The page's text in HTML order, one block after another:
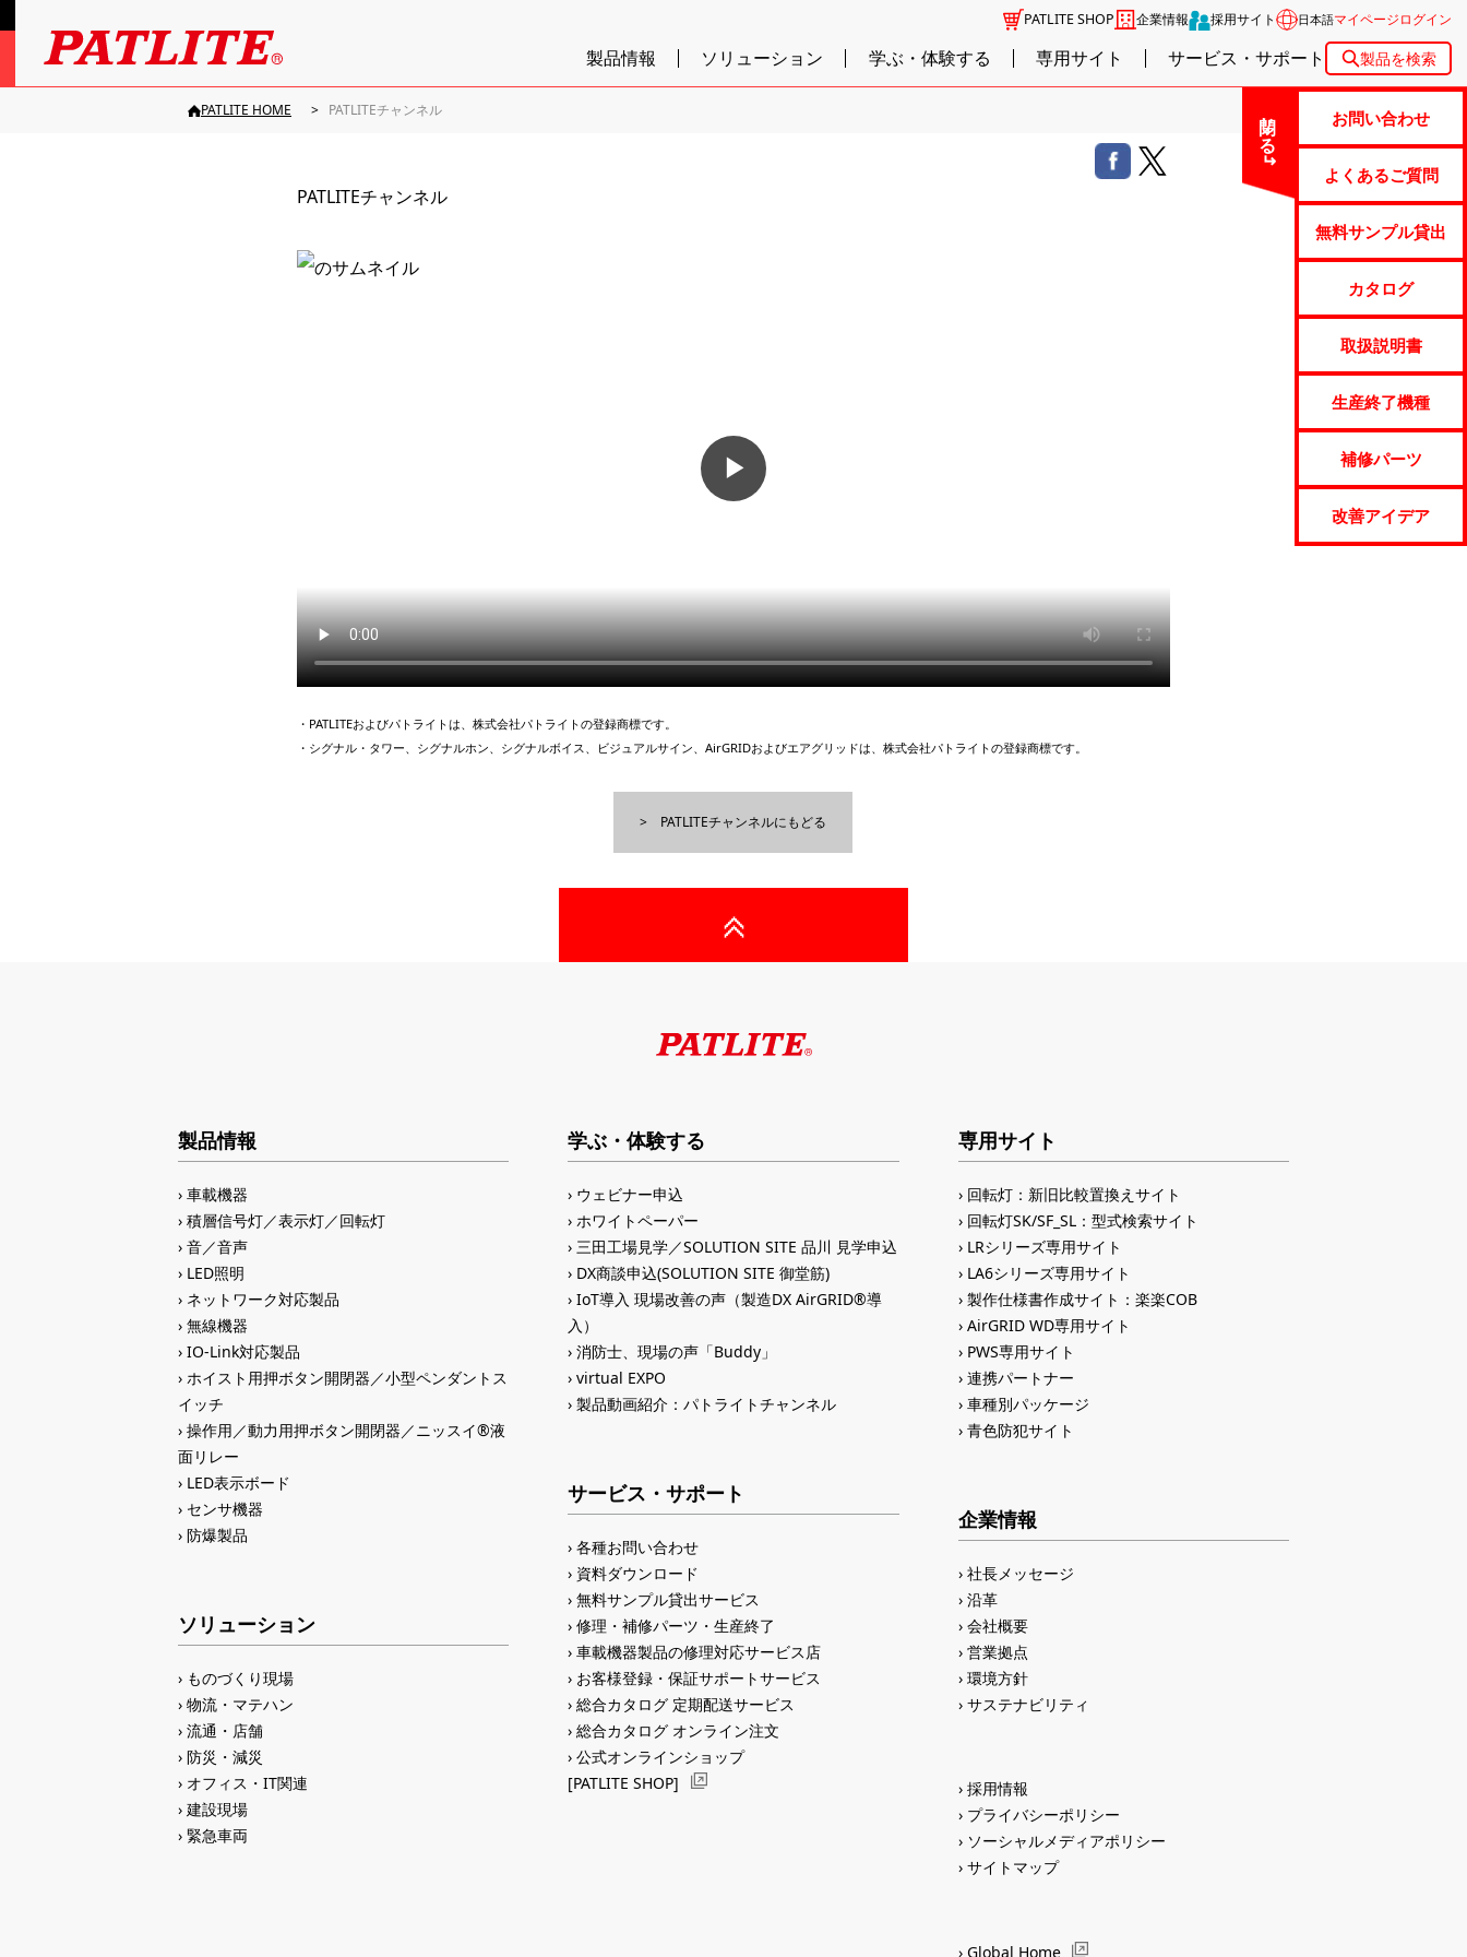
PATLITE SHOP 企業情報 採用サイト 日本語マイページログイン
製品情報 ソリューション 学ぶ・体験する 専用サイト サービス・サポート 製品を検索
閉じる お問い合わせ
よくあるご質問
無料サンプル貸出
カタログ
取扱説明書
生産終了機種
補修パーツ
改善アイデア
PATLITE HOME PATLITEチャンネル
PATLITEチャンネル
▶
・PATLITEおよびパトライトは、株式会社パトライトの登録商標です。
・シグナル・タワー、シグナルホン、シグナルボイス、ビジュアルサイン、AirGRIDおよびエアグリッドは、株式会社パトライトの登録商標です。
PATLITEチャンネルにもどる
製品情報
車載機器
積層信号灯／表示灯／回転灯
音／音声
LED照明
ネットワーク対応製品
無線機器
IO-Link対応製品
ホイスト用押ボタン開閉器／小型ペンダントス
イッチ
操作用／動力用押ボタン開閉器／ニッスイ®液
面リレー
LED表示ボード
センサ機器
防爆製品
ソリューション
ものづくり現場
物流・マテハン
流通・店舗
防災・減災
オフィス・IT関連
建設現場
緊急車両
学ぶ・体験する
ウェビナー申込
ホワイトペーパー
三田工場見学／SOLUTION SITE 品川 見学申込
DX商談申込(SOLUTION SITE 御堂筋)
IoT導入 現場改善の声（製造DX AirGRID®導
入）
消防士、現場の声「Buddy」
virtual EXPO
製品動画紹介：パトライトチャンネル
サービス・サポート
各種お問い合わせ
資料ダウンロード
無料サンプル貸出サービス
修理・補修パーツ・生産終了
車載機器製品の修理対応サービス店
お客様登録・保証サポートサービス
総合カタログ 定期配送サービス
総合カタログ オンライン注文
公式オンラインショップ
[PATLITE SHOP]
専用サイト
回転灯：新旧比較置換えサイト
回転灯SK/SF_SL：型式検索サイト
LRシリーズ専用サイト
LA6シリーズ専用サイト
製作仕様書作成サイト：楽楽COB
AirGRID WD専用サイト
PWS専用サイト
連携パートナー
車種別パッケージ
青色防犯サイト
企業情報
社長メッセージ
沿革
会社概要
営業拠点
環境方針
サステナビリティ
採用情報
プライバシーポリシー
ソーシャルメディアポリシー
サイトマップ
Global Home